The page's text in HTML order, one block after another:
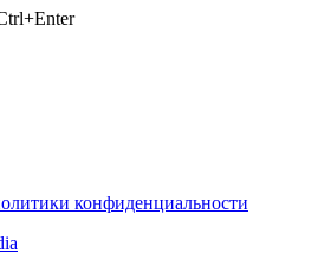
конфиденциальности